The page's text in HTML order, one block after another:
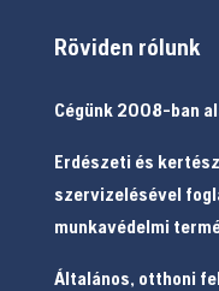
Röviden rólunk
Cégünk 2008-ban
Erdészeti és
szervizelésével
munkavédelmi
Általános, otthoni